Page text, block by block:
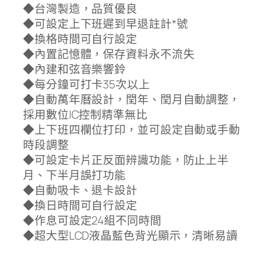
◆台灣製造，品質優良
◆可設定上下班遲到早退註計*號
◆換格時間可自行設定
◆內置記憶體，保存資料永不流失
◆內建和弦音樂響鈴
◆每分鐘可打卡35次以上
◆自動萬年曆設計，閏年、閏月自動調整，
採用數位IC控制精準無比
◆上下班四欄位打印，並可設定自動或手動
時段調整
◆可設定卡片正反面辨識功能，防止上半
月、下半月誤打功能
◆自動吸卡、退卡設計
◆換日時間可自行設定
◆作息可設定24組不同時間
◆超大型LCD液晶藍色背光顯示，清晰易讀